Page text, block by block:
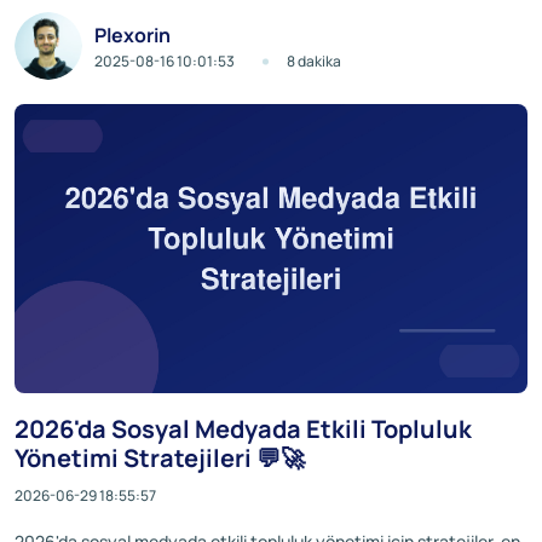
Plexorin
2025-08-16 10:01:53 8 dakika
2026'da Sosyal Medyada Etkili Topluluk
Yönetimi Stratejileri 💬🚀
2026-06-29 18:55:57